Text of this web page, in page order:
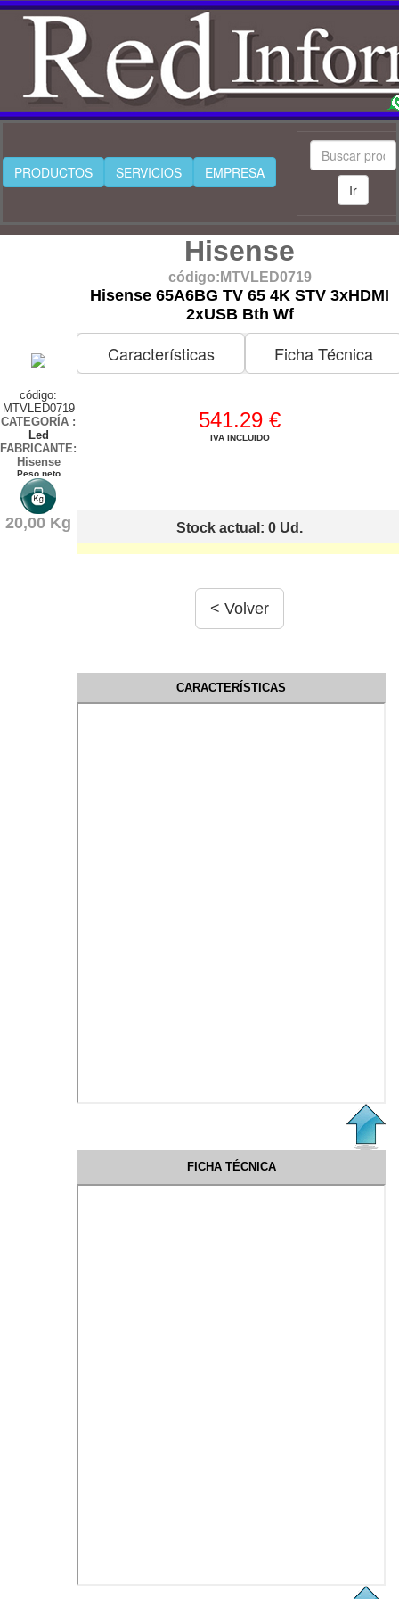
PRODUCTOS SERVICIOS
EMPRESA
Ir
código:
MTVLED0719
CATEGORÍA :
Led
FABRICANTE:
Hisense
Peso neto
20,00 Kg
Hisense
código:MTVLED0719
Hisense 65A6BG TV 65 4K STV 3xHDMI
2xUSB Bth Wf
Características Ficha Técnica
541.29 €
IVA INCLUIDO
Stock actual: 0 Ud.
CARACTERÍSTICAS
FICHA TÉCNICA